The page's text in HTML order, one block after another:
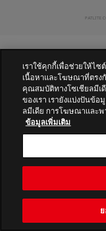
PATLITE
เราใช้คุกกี้เพื่อช่วยให้ไซ
เนื้อหาและโฆษณาที่ตรง
คุณสมบัติทางโซเชียลมีเ
ของเรา เรายังแบ่งปันข้
ลมีเดีย การโฆษณาและพ
ข้อมูลเพิ่มเติม